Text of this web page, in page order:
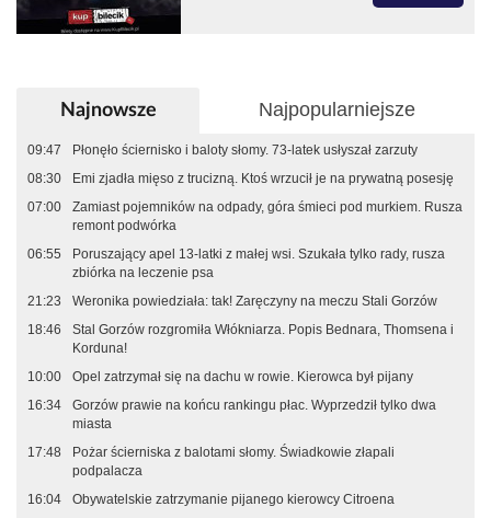
Najnowsze Najpopularniejsze
09:47
Płonęło ściernisko i baloty słomy. 73-latek usłyszał zarzuty
08:30
Emi zjadła mięso z trucizną. Ktoś wrzucił je na prywatną posesję
07:00
Zamiast pojemników na odpady, góra śmieci pod murkiem. Rusza
remont podwórka
06:55
Poruszający apel 13-latki z małej wsi. Szukała tylko rady, rusza
zbiórka na leczenie psa
21:23
Weronika powiedziała: tak! Zaręczyny na meczu Stali Gorzów
18:46
Stal Gorzów rozgromiła Włókniarza. Popis Bednara, Thomsena i
Korduna!
10:00
Opel zatrzymał się na dachu w rowie. Kierowca był pijany
16:34
Gorzów prawie na końcu rankingu płac. Wyprzedził tylko dwa
miasta
17:48
Pożar ścierniska z balotami słomy. Świadkowie złapali
podpalacza
16:04
Obywatelskie zatrzymanie pijanego kierowcy Citroena